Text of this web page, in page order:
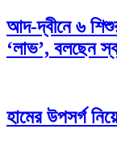
আদ-দ্বীনে ৬
‘লাভ’, বলছেন
হামের উপসর্গ